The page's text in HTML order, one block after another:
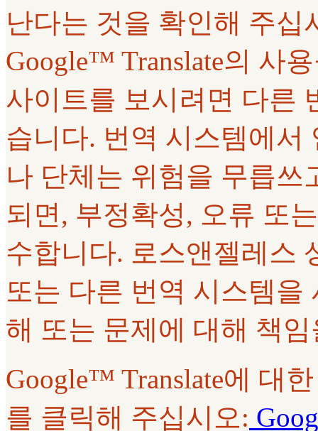
난다는 것을 확인해 주
Google™ Translate의 사
사이트를 보시려면 다른
습니다. 번역 시스템에서
나 단체는 위험을 무릅쓰
되면, 부정확성, 오류 또
수합니다. 로스앤젤레스
또는 다른 번역 시스템을
해 또는 문제에 대해 책
Google™ Translate에 대
를 클릭해 주십시오: